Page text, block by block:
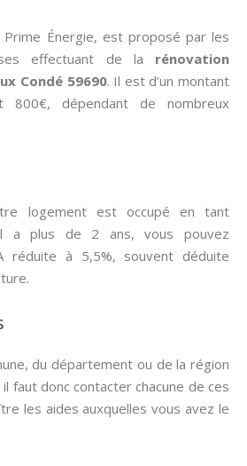
Prime Énergie, est proposé par les
effectuant de la rénovation
Condé 59690. Il est d’un montant
dépendant de nombreux
logement est occupé en tant
a plus de 2 ans, vous pouvez
réduite à 5,5%, souvent déduite
du département ou de la région
faut donc contacter chacune de ces
les aides auxquelles vous avez le